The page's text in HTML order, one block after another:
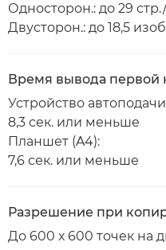
Односторон.: до 29
Двусторон.: до 18,5
Время вывода первой
Устройство
8,3 сек. или меньше
Планшет (A4):
7,6 сек. или меньше
Разрешение при
До 600 х 600 точек на